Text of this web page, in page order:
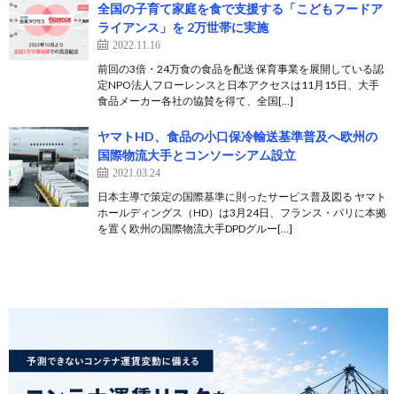
全国の子育て家庭を食で支援する「こどもフードア
ライアンス」を 2万世帯に実施
2022.11.16
前回の3倍・24万食の食品を配送 保育事業を展開している認
定NPO法人フローレンスと日本アクセスは11月15日、大手
食品メーカー各社の協賛を得て、全国[…]
ヤマトHD、食品の小口保冷輸送基準普及へ欧州の
国際物流大手とコンソーシアム設立
2021.03.24
日本主導で策定の国際基準に則ったサービス普及図る ヤマト
ホールディングス（HD）は3月24日、フランス・パリに本拠
を置く欧州の国際物流大手DPDグルー[…]